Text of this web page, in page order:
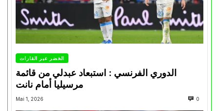
الخضر عبر القارات
الدوري الفرنسي : استبعاد عبدلي من قائمة
مرسيليا أمام نانت
Mai 1, 2026 0